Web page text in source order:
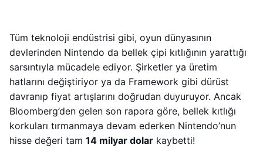
Tüm teknoloji endüstrisi gibi, oyun dünyasının
devlerinden Nintendo da bellek çipi kıtlığının yarattığı
sarsıntıyla mücadele ediyor. Şirketler ya üretim
hatlarını değiştiriyor ya da Framework gibi dürüst
davranıp fiyat artışlarını doğrudan duyuruyor. Ancak
Bloomberg’den gelen son rapora göre, bellek kıtlığı
korkuları tırmanmaya devam ederken Nintendo’nun
hisse değeri tam 14 milyar dolar kaybetti!